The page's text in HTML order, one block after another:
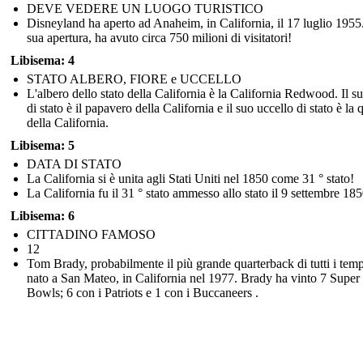
DEVE VEDERE UN LUOGO TURISTICO
Disneyland ha aperto ad Anaheim, in California, il 17 luglio
sua apertura, ha avuto circa 750 milioni di visitatori!
Libisema: 4
STATO ALBERO, FIORE e UCCELLO
L'albero dello stato della California è la California Redwood. Il
di stato è il papavero della California e il suo uccello di stato è la
della California.
Libisema: 5
DATA DI STATO
La California si è unita agli Stati Uniti nel 1850 come 31 ° stato!
La California fu il 31 ° stato ammesso allo stato il 9 settembre
Libisema: 6
CITTADINO FAMOSO
12
Tom Brady, probabilmente il più grande quarterback di tutti i
nato a San Mateo, in California nel 1977. Brady ha vinto 7 Super
Bowls; 6 con i Patriots e 1 con i Buccaneers .